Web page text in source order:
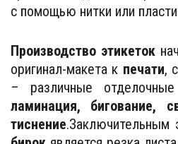
с помощью нитки или
Производство этикеток
оригинал-макета к печати,
– различные
ламинация, бигование,
тиснение.Заключительным